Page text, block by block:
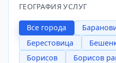
ГЕОГРАФИЯ УСЛУГ
Все города
Берестовица
Борисов
Борисов